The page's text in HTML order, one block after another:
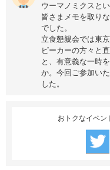
ウーマノミクスと
皆さまメモを取り
でした。
立食懇親会では東
ピーカーの方々と
と、有意義な一時
か。今回ご参加い
した。
おトクなイベン